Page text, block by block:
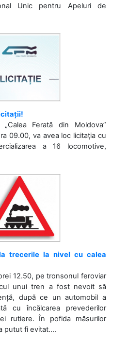
Unic pentru Apeluri de
Ferată din Moldova”
09.00, va avea loc licitaţia cu
a 16 locomotive,
trecerile la nivel cu calea
12.50, pe tronsonul feroviar
unui tren a fost nevoit să
după ce un automobil a
cu încălcarea prevederilor
rutiere. În pofida măsurilor
putut fi evitat....